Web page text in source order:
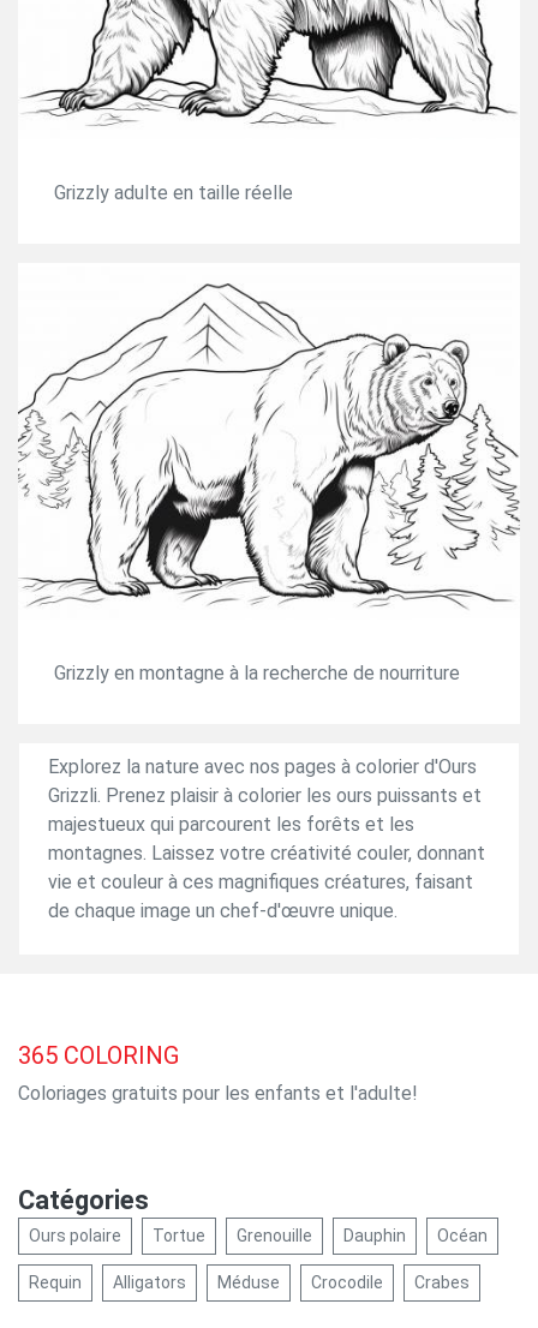
Grizzly adulte en taille réelle
Grizzly en montagne à la recherche de nourriture
Explorez la nature avec nos pages à colorier d'Ours
Grizzli. Prenez plaisir à colorier les ours puissants et
majestueux qui parcourent les forêts et les
montagnes. Laissez votre créativité couler, donnant
vie et couleur à ces magnifiques créatures, faisant
de chaque image un chef-d'œuvre unique.
365 COLORING
Coloriages gratuits pour les enfants et l'adulte!
Catégories
Ours polaire Tortue Grenouille Dauphin Océan
Requin Alligators Méduse Crocodile Crabes